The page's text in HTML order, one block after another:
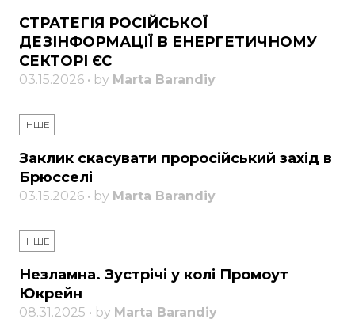
СТРАТЕГІЯ РОСІЙСЬКОЇ
ДЕЗІНФОРМАЦІЇ В ЕНЕРГЕТИЧНОМУ
СЕКТОРІ ЄС
03.15.2026 • by Marta Barandiy
ІНШЕ
Заклик скасувати проросійський захід в
Брюсселі
03.15.2026 • by Marta Barandiy
ІНШЕ
Незламна. Зустрічі у колі Промоут
Юкрейн
08.31.2025 • by Marta Barandiy